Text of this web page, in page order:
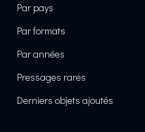
Par pays
Par formats
Par années
Pressages rares
Derniers objets ajoutés